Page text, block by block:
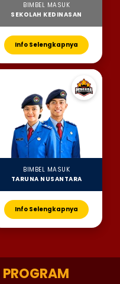
BIMBEL MASUK
SEKOLAH KEDINASAN
Info Selengkapnya
BIMBEL MASUK
TARUNA NUSANTARA
Info Selengkapnya
PROGRAM